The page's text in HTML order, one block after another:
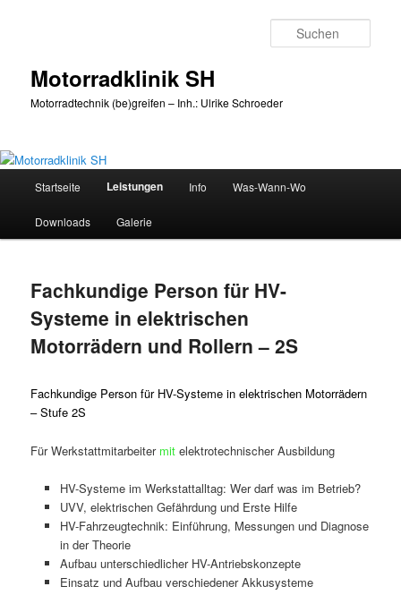
Motorradklinik SH
Motorradtechnik (be)greifen – Inh.: Ulrike Schroeder
Startseite Leistungen Info Was-Wann-Wo
Downloads Galerie
Fachkundige Person für HV-
Systeme in elektrischen
Motorrädern und Rollern – 2S
Fachkundige Person für HV-Systeme in elektrischen Motorrädern
– Stufe 2S
Für Werkstattmitarbeiter mit elektrotechnischer Ausbildung
HV-Systeme im Werkstattalltag: Wer darf was im Betrieb?
UVV, elektrischen Gefährdung und Erste Hilfe
HV-Fahrzeugtechnik: Einführung, Messungen und Diagnose
in der Theorie
Aufbau unterschiedlicher HV-Antriebskonzepte
Einsatz und Aufbau verschiedener Akkusysteme